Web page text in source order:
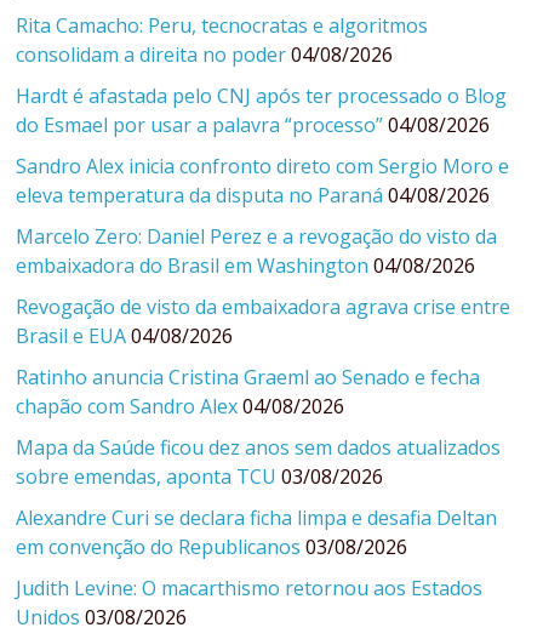
Rita Camacho: Peru, tecnocratas e algoritmos
consolidam a direita no poder 04/08/2026
Hardt é afastada pelo CNJ após ter processado o Blog
do Esmael por usar a palavra “processo” 04/08/2026
Sandro Alex inicia confronto direto com Sergio Moro e
eleva temperatura da disputa no Paraná 04/08/2026
Marcelo Zero: Daniel Perez e a revogação do visto da
embaixadora do Brasil em Washington 04/08/2026
Revogação de visto da embaixadora agrava crise entre
Brasil e EUA 04/08/2026
Ratinho anuncia Cristina Graeml ao Senado e fecha
chapão com Sandro Alex 04/08/2026
Mapa da Saúde ficou dez anos sem dados atualizados
sobre emendas, aponta TCU 03/08/2026
Alexandre Curi se declara ficha limpa e desafia Deltan
em convenção do Republicanos 03/08/2026
Judith Levine: O macarthismo retornou aos Estados
Unidos 03/08/2026